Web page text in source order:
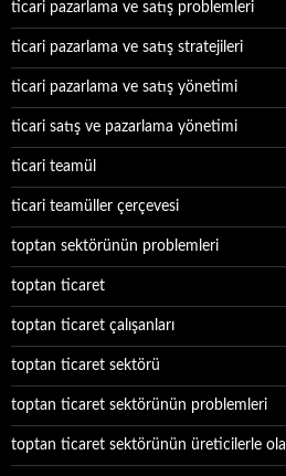
ticari pazarlama ve satış problemleri
ticari pazarlama ve satış stratejileri
ticari pazarlama ve satış yönetimi
ticari satış ve pazarlama yönetimi
ticari teamül
ticari teamüller çerçevesi
toptan sektörünün problemleri
toptan ticaret
toptan ticaret çalışanları
toptan ticaret sektörü
toptan ticaret sektörünün problemleri
toptan ticaret sektörünün üreticilerle